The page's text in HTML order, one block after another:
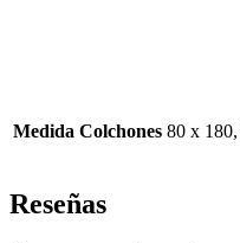
Medida Colchones 80 x
Reseñas